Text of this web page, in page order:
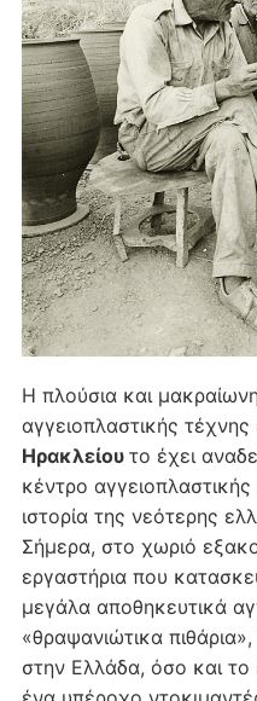
Η πλούσια και
αγγειοπλαστικής
Ηρακλείου το έχει
κέντρο
ιστορία της νεότερης
Σήμερα, στο χωριό
εργαστήρια που
μεγάλα αποθηκευτικά
«θραψανιώτικα
στην Ελλάδα, όσο και το